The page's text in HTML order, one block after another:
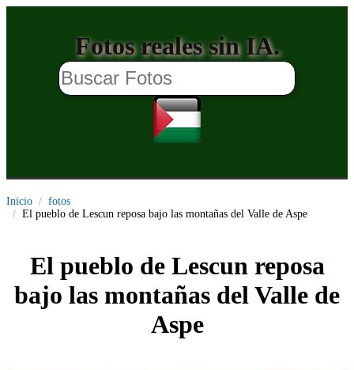
Fotos reales sin IA.
Inicio
fotos
El pueblo de Lescun reposa bajo las montañas del Valle de Aspe
El pueblo de Lescun reposa
bajo las montañas del Valle de
Aspe